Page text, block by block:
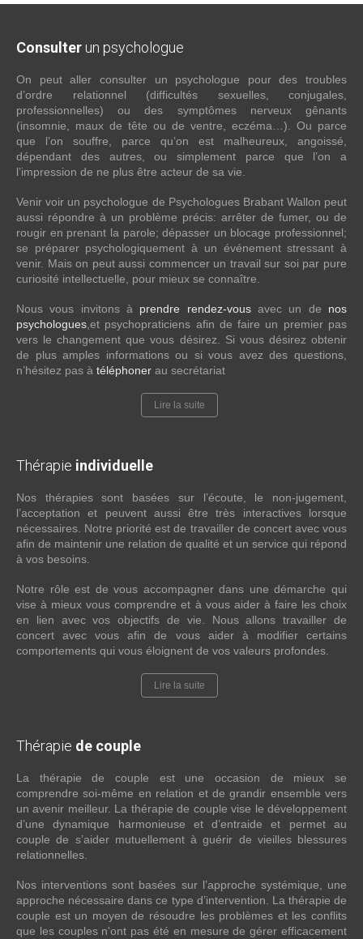
Consulter un psychologue
On peut aller consulter un psychologue pour des troubles
d’ordre relationnel (difficultés sexuelles, conjugales,
professionnelles) ou des symptômes nerveux gênants
(insomnie, maux de tête ou de ventre, eczéma…). Ou parce
que l’on souffre, parce qu’on est malheureux, angoissé,
dépendant des autres, ou simplement parce que l’on a
l’impression de ne plus être acteur de sa vie.
Venir voir un psychologue de Psychologues Brabant Wallon peut
aussi répondre à un problème précis: arrêter de fumer, ou de
rougir en prenant la parole; dépasser un blocage professionnel;
se préparer psychologiquement à un événement stressant à
venir. Mais on peut aussi commencer un travail sur soi par pure
curiosité intellectuelle, pour mieux se connaître.
Nous vous invitons à prendre rendez-vousavec un de nos
psychologues,et psychopraticiens afin de faire un premier pas
vers le changement que vous désirez. Si vous désirez obtenir
de plus amples informations ou si vous avez des questions,
n’hésitez pas à téléphoner au secrétariat
Lire la suite
Thérapie individuelle
Nos thérapies sont basées sur l’écoute, le non-jugement,
l’acceptation et peuvent aussi être très interactives lorsque
nécessaires. Notre priorité est de travailler de concert avec vous
afin de maintenir une relation de qualité et un service qui répond
à vos besoins.
Notre rôle est de vous accompagner dans une démarche qui
vise à mieux vous comprendre et à vous aider à faire les choix
en lien avec vos objectifs de vie. Nous allons travailler de
concert avec vous afin de vous aider à modifier certains
comportements qui vous éloignent de vos valeurs profondes.
Lire la suite
Thérapie de couple
La thérapie de couple est une occasion de mieux se
comprendre soi-même en relation et de grandir ensemble vers
un avenir meilleur. La thérapie de couple vise le développement
d’une dynamique harmonieuse et d’entraide et permet au
couple de s’aider mutuellement à guérir de vieilles blessures
relationnelles.
Nos interventions sont basées sur l’approche systémique, une
approche nécessaire dans ce type d’intervention. La thérapie de
couple est un moyen de résoudre les problèmes et les conflits
que les couples n'ont pas été en mesure de gérer efficacement